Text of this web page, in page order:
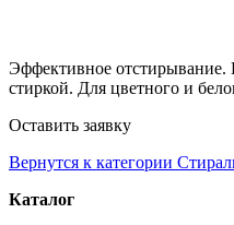
Эффективное
стиркой. Для цветного и
Оставить заявку
Вернутся к категории
Каталог